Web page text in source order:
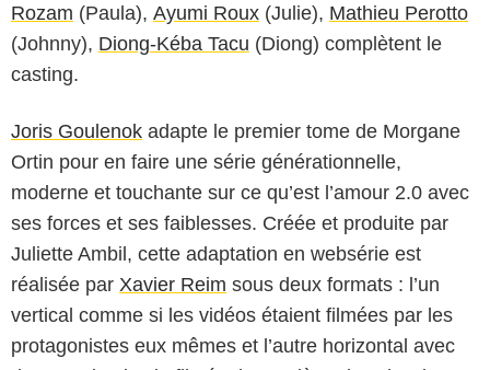
Rozam (Paula), Ayumi Roux (Julie), Mathieu Perotto
(Johnny), Diong-Kéba Tacu (Diong) complètent le
casting.
Joris Goulenok adapte le premier tome de Morgane
Ortin pour en faire une série générationnelle,
moderne et touchante sur ce qu’est l’amour 2.0 avec
ses forces et ses faiblesses. Créée et produite par
Juliette Ambil, cette adaptation en websérie est
réalisée par Xavier Reim sous deux formats : l’un
vertical comme si les vidéos étaient filmées par les
protagonistes eux mêmes et l’autre horizontal avec